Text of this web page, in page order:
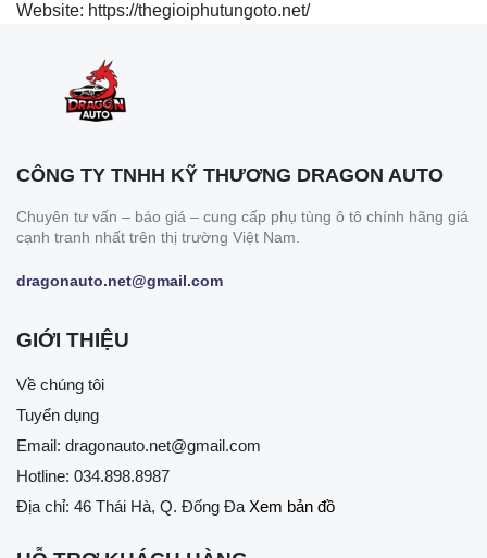
Website: https://thegioiphutungoto.net/
CÔNG TY TNHH KỸ THƯƠNG DRAGON AUTO
Chuyên tư vấn – báo giá – cung cấp phụ tùng ô tô chính hãng giá
cạnh tranh nhất trên thị trường Việt Nam.
dragonauto.net@gmail.com
GIỚI THIỆU
Về chúng tôi
Tuyển dụng
Email: dragonauto.net@gmail.com
Hotline: 034.898.8987
Địa chỉ: 46 Thái Hà, Q. Đống Đa Xem bản đồ